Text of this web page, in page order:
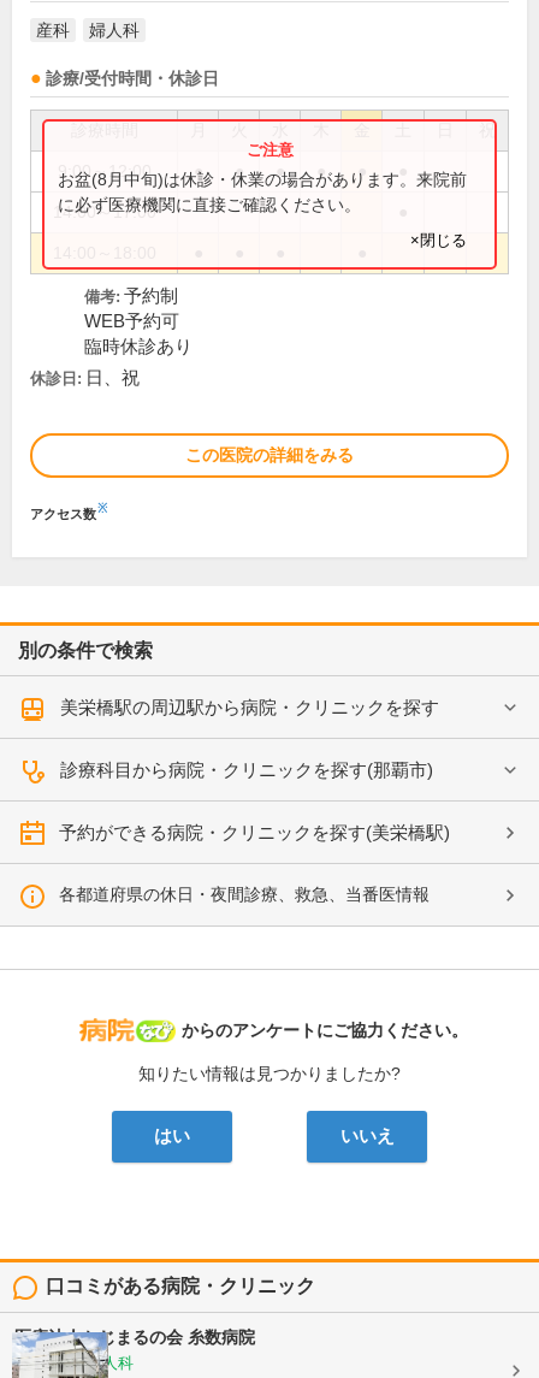
産科 婦人科
診療/受付時間・休診日
祝
9:00～12:00 ● ● ● ● ●
14:00～17:00
お盆(8月中旬)は休診・休業の場合があります。来院前
に必ず医療機関に直接ご確認ください。
×閉じる
備考: 予約制
WEB予約可
臨時休診あり
休診日: 日、祝
この医院の詳細をみる
アクセス数※
別の条件で検索
美栄橋駅の周辺駅から病院・クリニックを探す
診療科目から病院・クリニックを探す(那覇市)
予約ができる病院・クリニックを探す(美栄橋駅)
各都道府県の休日・夜間診療、救急、当番医情報
病院なび
からのアンケートにご協力ください。
知りたい情報は見つかりましたか?
はい いいえ
口コミがある病院・クリニック
医療法人かじまるの会 糸数病院
小児科, 産婦人科